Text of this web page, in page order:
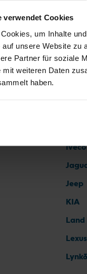
verwendet Cookies
um Inhalte
auf unsere Website zu
Partner für soziale
mit weiteren Daten
haben.
Fiat
Iveco
Jeep
KIA
Land
Lexus